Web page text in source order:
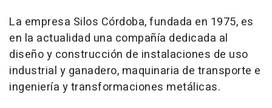
La empresa Silos Córdoba, fundada en 1975, es
en la actualidad una compañía dedicada al
diseño y construcción de instalaciones de uso
industrial y ganadero, maquinaria de transporte e
ingeniería y transformaciones metálicas.